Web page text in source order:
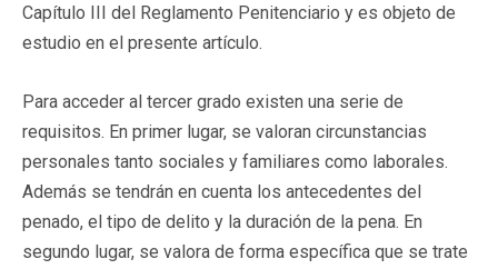
Capítulo III del Reglamento Penitenciario y es objeto de
estudio en el presente artículo.
Para acceder al tercer grado existen una serie de
requisitos. En primer lugar, se valoran circunstancias
personales tanto sociales y familiares como laborales.
Además se tendrán en cuenta los antecedentes del
penado, el tipo de delito y la duración de la pena. En
segundo lugar, se valora de forma específica que se trate